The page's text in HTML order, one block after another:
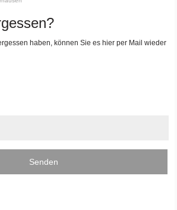
haben, können Sie es hier per Mail wieder
Senden